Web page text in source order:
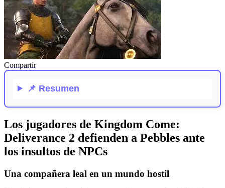
Compartir
📌 Resumen
Los jugadores de Kingdom Come:
Deliverance 2 defienden a Pebbles ante
los insultos de NPCs
Una compañera leal en un mundo hostil